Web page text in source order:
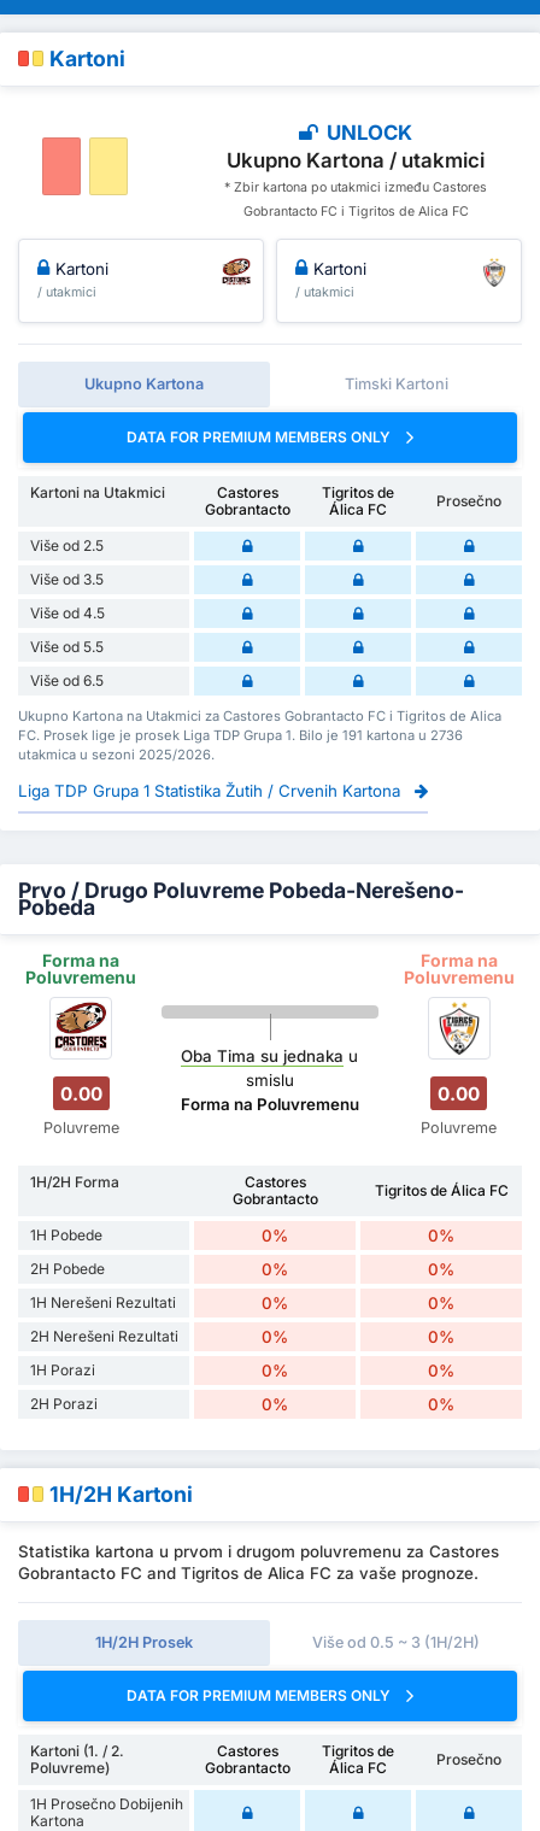
Kartoni
UNLOCK
Ukupno Kartona / utakmici
* Zbir kartona po utakmici između Castores
Gobrantacto FC i Tigritos de Alica FC
Kartoni
/ utakmici
Kartoni
/ utakmici
Ukupno Kartona Timski Kartoni
DATA FOR PREMIUM MEMBERS ONLY
Kartoni na Utakmici
Castores
Gobrantacto
Tigritos de
Álica FC
Prosečno
Više od 2.5
Više od 3.5
Više od 4.5
Više od 5.5
Više od 6.5
Ukupno Kartona na Utakmici za Castores Gobrantacto FC i Tigritos de Alica
FC. Prosek lige je prosek Liga TDP Grupa 1. Bilo je 191 kartona u 2736
utakmica u sezoni 2025/2026.
Liga TDP Grupa 1 Statistika Žutih / Crvenih Kartona
Prvo / Drugo Poluvreme Pobeda-Nerešeno-
Pobeda
Forma na
Poluvremenu
Forma na
Poluvremenu
0.00
Poluvreme
Oba Tima su jednaka u
smislu
Forma na Poluvremenu
0.00
Poluvreme
1H/2H Forma
Castores
Gobrantacto
Tigritos de Álica FC
1H Pobede 0% 0%
2H Pobede 0% 0%
1H Nerešeni Rezultati 0% 0%
2H Nerešeni Rezultati 0% 0%
1H Porazi 0% 0%
2H Porazi 0% 0%
1H/2H Kartoni
Statistika kartona u prvom i drugom poluvremenu za Castores
Gobrantacto FC and Tigritos de Alica FC za vaše prognoze.
1H/2H Prosek Više od 0.5 ~ 3 (1H/2H)
DATA FOR PREMIUM MEMBERS ONLY
Kartoni (1. / 2.
Poluvreme)
Castores
Gobrantacto
Tigritos de
Álica FC
Prosečno
1H Prosečno Dobijenih
Kartona